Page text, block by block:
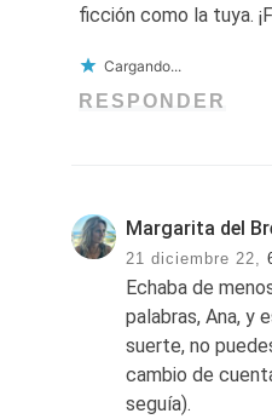
ficción como la tuya.
Cargando...
RESPONDER
Margarita del
21 diciembre 22,
Echaba de
palabras, Ana, y
suerte, no
cambio de
seguía).